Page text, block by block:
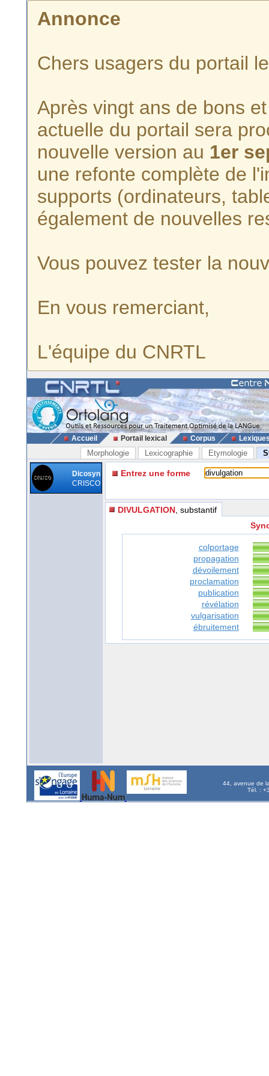
Annonce
Chers usagers du portail
Après vingt ans de bons
actuelle du portail sera
nouvelle version au 1er
une refonte complète de
supports (ordinateurs,
également de nouvelles
Vous pouvez tester la
En vous remerciant,
L'équipe du CNRTL
Accueil Portail lexical Corpus
Morphologie Lexicographie Etymologie
Dicosyn
CRISCO
Entrez une forme
DIVULGATION , substantif
colportage
propagation
dévoilement
proclamation
publication
révélation
vulgarisation
ébruitement
44, avenue de
Tél. :